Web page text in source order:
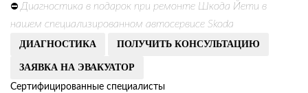
⛔ Диагностика в подарок при ремонте Шкода Йети в
нашем специализированном автосервисе Skoda
ДИАГНОСТИКА ПОЛУЧИТЬ КОНСУЛЬТАЦИЮ
ЗАЯВКА НА ЭВАКУАТОР
Сертифицированные специалисты